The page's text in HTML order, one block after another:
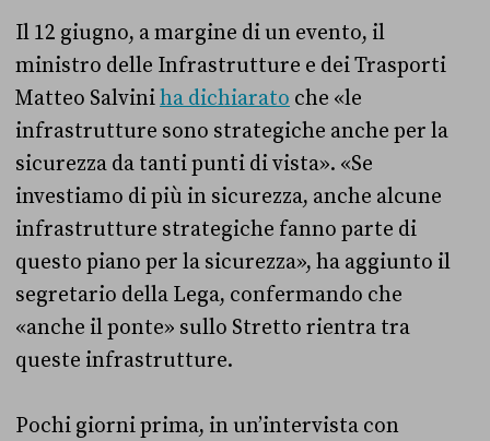
Il 12 giugno, a margine di un evento, il
ministro delle Infrastrutture e dei Trasporti
Matteo Salviniha dichiarato che «le
infrastrutture sono strategiche anche per la
sicurezza da tanti punti di vista». «Se
investiamo di più in sicurezza, anche alcune
infrastrutture strategiche fanno parte di
questo piano per la sicurezza», ha aggiunto il
segretario della Lega, confermando che
«anche il ponte» sullo Stretto rientra tra
queste infrastrutture.
Pochi giorni prima, in un’intervista con